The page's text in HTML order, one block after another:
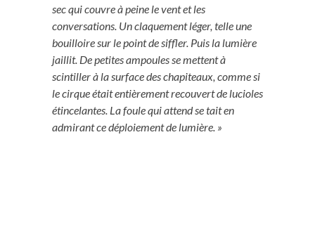
sec qui couvre à peine le vent et les
conversations. Un claquement léger, telle une
bouilloire sur le point de siffler. Puis la lumière
jaillit. De petites ampoules se mettent à
scintiller à la surface des chapiteaux, comme si
le cirque était entièrement recouvert de lucioles
étincelantes. La foule qui attend se tait en
admirant ce déploiement de lumière. »